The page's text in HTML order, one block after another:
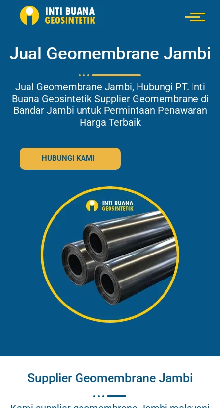
Jual Geomembrane Jambi
Jual Geomembrane Jambi, Hubungi PT. Inti
Buana Geosintetik Supplier Geomembrane di
Bandar Jambi untuk Permintaan Penawaran
Harga Terbaik
HUBUNGI KAMI
Supplier Geomembrane Jambi